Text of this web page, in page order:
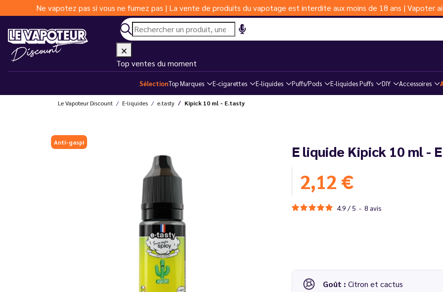
Ne vapotez pas si vous ne fumez pas | La vente de produits du vapotage est interdite aux moins de 18 ans | Vapoter
Top ventes du moment
SélectionTop Marques E-cigarettes E-liquides Puffs/Pods E-liquides Puffs DIY Accessoires
Le Vapoteur Discount E-liquides e.tasty Kipick 10 ml - E.tasty
Anti-gaspi E liquide Kipick 10 ml -
2,12 €
4.9 / 5 - 8 avis
Goût : Citron et cactus